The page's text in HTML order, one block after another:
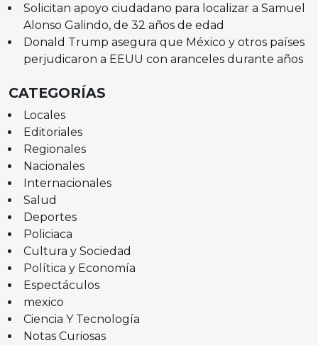
Solicitan apoyo ciudadano para localizar a Samuel
Alonso Galindo, de 32 años de edad
Donald Trump asegura que México y otros países
perjudicaron a EEUU con aranceles durante años
CATEGORÍAS
Locales
Editoriales
Regionales
Nacionales
Internacionales
Salud
Deportes
Policiaca
Cultura y Sociedad
Política y Economía
Espectáculos
mexico
Ciencia Y Tecnología
Notas Curiosas